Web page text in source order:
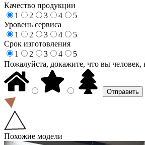
Качество продукции
1
2 3 4
5
Уровень сервиса
1
2 3 4
5
Срок изготовления
1
2 3 4
5
Пожалуйста, докажите, что вы человек,
Похожие модели